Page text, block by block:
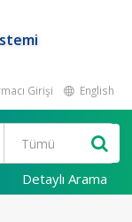
Girişi English
Detaylı Arama